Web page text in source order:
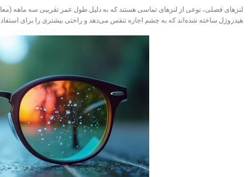
لنزهای فصلی، نوعی از لنزهای تماسی هستند که به دلیل طول عمر تقریبی سه ماهه
هیدروژل ساخته شده‌اند که به چشم اجازه تنفس می‌دهد و راحتی بیشتری را برای